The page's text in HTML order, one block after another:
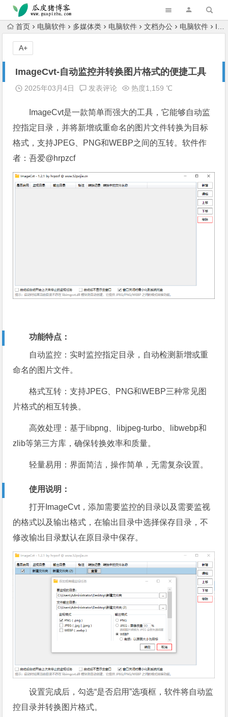
跳转到主内容
首页 电脑软件 多媒体类 电脑软件 文档办公 电脑软件 ImageCvt-自动监控并转换图片格式的便捷工具
ImageCvt-自动监控并转换图片格式的便捷工具
2025年03月4日 发表评论 热度1,159 ℃
ImageCvt是一款简单而强大的工具，它能够自动监
控指定目录，并将新增或重命名的图片文件转换为目标
格式，支持JPEG、PNG和WEBP之间的互转。软件作
者：吾爱@hrpzcf
功能特点：
自动监控：实时监控指定目录，自动检测新增或重
命名的图片文件。
格式互转：支持JPEG、PNG和WEBP三种常见图
片格式的相互转换。
高效处理：基于libpng、libjpeg-turbo、libwebp和
zlib等第三方库，确保转换效率和质量。
轻量易用：界面简洁，操作简单，无需复杂设置。
使用说明：
打开ImageCvt，添加需要监控的目录以及需要监视
的格式以及输出格式，在输出目录中选择保存目录，不
修改输出目录默认在原目录中保存。
设置完成后，勾选“是否启用”选项框，软件将自动监
控目录并转换图片格式。
A+